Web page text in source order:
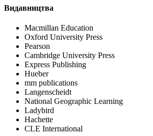
Видавництва
Macmillan Education
Oxford University Press
Pearson
Cambridge University Press
Express Publishing
Hueber
mm publications
Langenscheidt
National Geographic Learning
Ladybird
Hachette
CLE International